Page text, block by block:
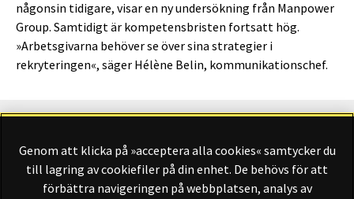
någonsin tidigare, visar en ny undersökning från Manpower
Group. Samtidigt är kompetensbristen fortsatt hög.
»Arbetsgivarna behöver se över sina strategier i
rekryteringen«, säger Hélène Belin, kommunikationschef.
Finansliv ägs av Finansliv Sverige AB, 556784-8741.
Genom att klicka på »acceptera alla cookies« samtycker du
till lagring av cookiefiler på din enhet. De behövs för att
förbättra navigeringen på webbplatsen, analys av